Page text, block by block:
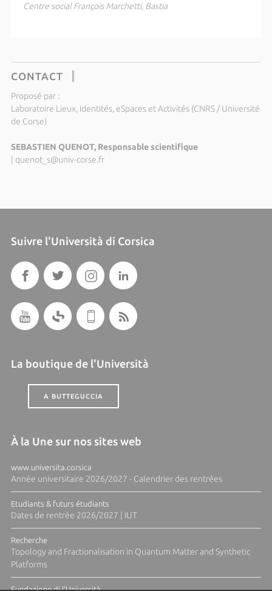
Centre social François Marchetti, Bastia
CONTACT
Proposé par :
Laboratoire Lieux, Identités, eSpaces et Activités (CNRS / Université
de Corse)
SEBASTIEN QUENOT, Responsable scientifique
| quenot_s@univ-corse.fr
Suivre l'Università di Corsica
La boutique de l'Università
A BUTTEGUCCIA
À la Une sur nos sites web
www.universita.corsica
Année universitaire 2026/2027 - Calendrier des rentrées
Etudiants & futurs étudiants
Dates de rentrée 2026/2027 | IUT
Recherche
Topology and Fractionalisation in Quantum Matter and Synthetic
Platforms
Fundazione di l'Università